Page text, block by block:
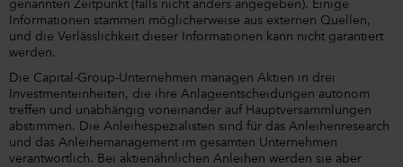
genannten Zeitpunkt (falls nicht anders angegeben). Einige
Informationen stammen möglicherweise aus externen Quellen,
und die Verlässlichkeit dieser Informationen kann nicht garantiert
werden.
Die Capital-Group-Unternehmen managen Aktien in drei
Investmenteinheiten, die ihre Anlageentscheidungen autonom
treffen und unabhängig voneinander auf Hauptversammlungen
abstimmen. Die Anleihespezialisten sind für das Anleihenresearch
und das Anleihemanagement im gesamten Unternehmen
verantwortlich. Bei aktienähnlichen Anleihen werden sie aber